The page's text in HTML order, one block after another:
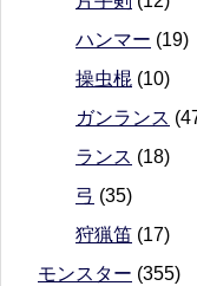
ハンマー (19)
操虫棍 (10)
ガンランス
ランス (18)
弓 (35)
狩猟笛 (17)
モンスター (355)